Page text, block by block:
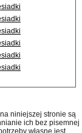
niniejszej stronie są
ich bez pisemnej
własne jest